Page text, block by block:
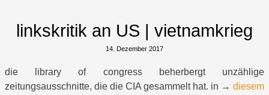
linkskritik an US | vietnamkrieg
14. Dezember 2017
die library of congress beherbergt unzählige
zeitungsausschnitte, die die CIA gesammelt hat. in → diesem